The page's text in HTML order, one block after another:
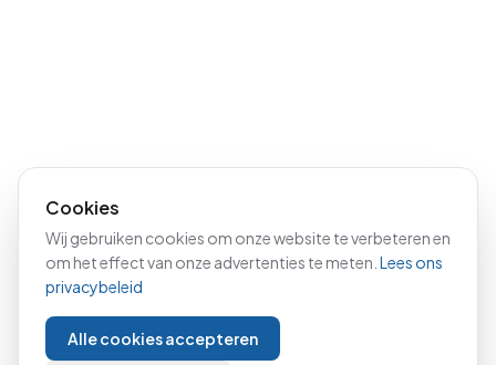
Cookies
Wij gebruiken cookies om onze website te verbeteren en
om het effect van onze advertenties te meten. Lees ons
privacybeleid
Alle cookies accepteren